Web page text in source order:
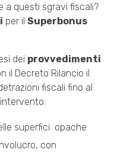
a questi sgravi fiscali?
per il Superbonus
dei provvedimenti
il Decreto Rilancio il
fiscali fino al
superfici opache
con